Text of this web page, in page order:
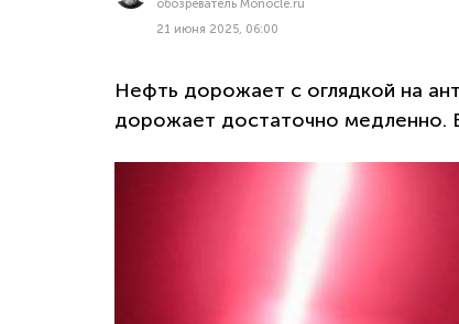
обозреватель Monocle.ru
21 июня 2025, 06:00
Нефть дорожает с оглядкой на
дорожает достаточно медленно.